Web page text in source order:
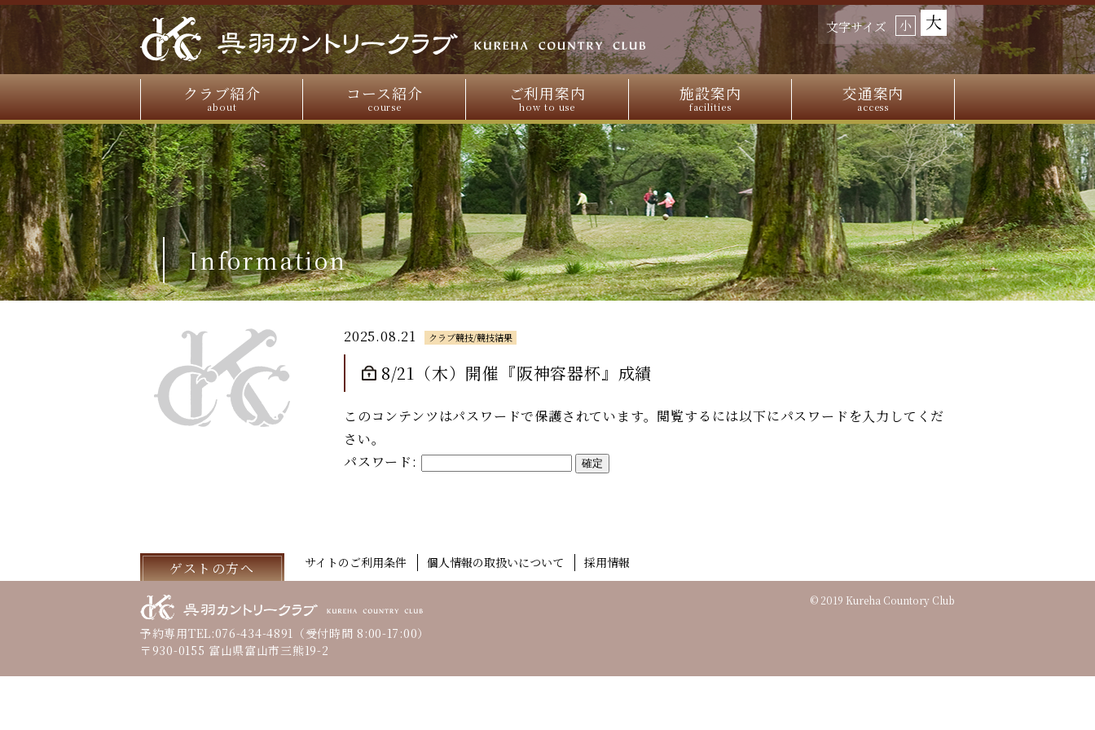
文字サイズ 小 大
Information
クラブ紹介
about
コース紹介
course
ご利用案内
how to use
施設案内
facilities
交通案内
access
2025.08.21 クラブ競技/競技結果
8/21（木）開催『阪神容器杯』成績
このコンテンツはパスワードで保護されています。閲覧するには以下にパスワードを入力してくだ
さい。
パスワード:
サイトのご利用条件 個人情報の取扱いについて 採用情報
ゲストの方へ
予約専用TEL:076-434-4891 （受付時間 8:00-17:00）
〒930-0155 富山県富山市三熊19-2
© 2019 Kureha Countory Club